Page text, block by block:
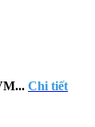
Chi tiết